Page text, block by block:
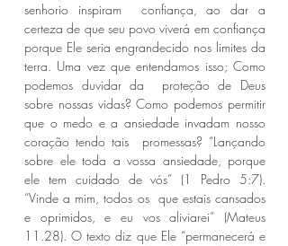
senhorio inspiram  confiança, ao dar a
certeza de que seu povo viverá em confiança
porque Ele seria engrandecido nos limites da
terra. Uma vez que entendamos isso; Como
podemos duvidar da  proteção de Deus
sobre nossas vidas? Como podemos permitir
que o medo e a ansiedade invadam nosso
coração tendo tais  promessas? “Lançando
sobre ele toda a vossa ansiedade, porque
ele tem cuidado de vós” (1 Pedro 5:7).
“Vinde a mim, todos os  que estais cansados
e oprimidos, e eu vos aliviarei” (Mateus
11.28). O texto diz que Ele “permanecerá e